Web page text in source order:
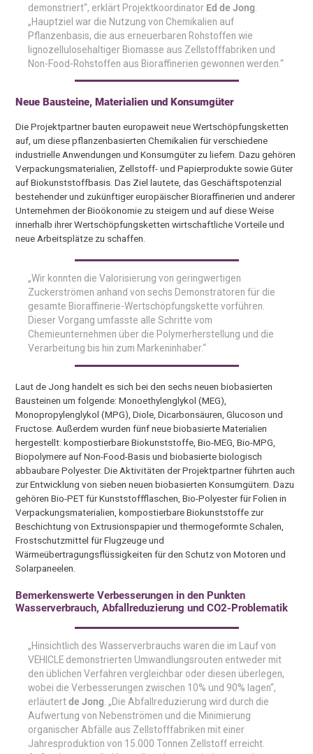
demonstriert“, erklärt Projektkoordinator Ed de Jong
„Hauptziel war die Nutzung von Chemikalien auf
Pflanzenbasis, die aus erneuerbaren Rohstoffen wie
lignozellulosehaltiger Biomasse aus Zellstofffabriken und
Non-Food-Rohstoffen aus Bioraffinerien gewonnen werden.“
Neue Bausteine, Materialien und Konsumgüter
Die Projektpartner bauten europaweit neue Wertschöpfungsketten
auf, um diese pflanzenbasierten Chemikalien für verschiedene
industrielle Anwendungen und Konsumgüter zu liefern. Dazu gehören
Verpackungsmaterialien, Zellstoff- und Papierprodukte sowie Güter
auf Biokunststoffbasis. Das Ziel lautete, das Geschäftspotenzial
bestehender und zukünftiger europäischer Bioraffinerien und anderer
Unternehmen der Bioökonomie zu steigern und auf diese Weise
innerhalb ihrer Wertschöpfungsketten wirtschaftliche Vorteile und
neue Arbeitsplätze zu schaffen.
„Wir konnten die Valorisierung von geringwertigen
Zuckerströmen anhand von sechs Demonstratoren für die
gesamte Bioraffinerie-Wertschöpfungskette vorführen.
Dieser Vorgang umfasste alle Schritte vom
Chemieunternehmen über die Polymerherstellung und die
Verarbeitung bis hin zum Markeninhaber.“
Laut de Jong handelt es sich bei den sechs neuen biobasierten
Bausteinen um folgende: Monoethylenglykol (MEG),
Monopropylenglykol (MPG), Diole, Dicarbonsäuren, Glucoson und
Fructose. Außerdem wurden fünf neue biobasierte Materialien
hergestellt: kompostierbare Biokunststoffe, Bio-MEG, Bio-MPG,
Biopolymere auf Non-Food-Basis und biobasierte biologisch
abbaubare Polyester. Die Aktivitäten der Projektpartner führten auch
zur Entwicklung von sieben neuen biobasierten Konsumgütern. Dazu
gehören Bio-PET für Kunststoffflaschen, Bio-Polyester für Folien in
Verpackungsmaterialien, kompostierbare Biokunststoffe zur
Beschichtung von Extrusionspapier und thermogeformte Schalen,
Frostschutzmittel für Flugzeuge und
Wärmeübertragungsflüssigkeiten für den Schutz von Motoren und
Solarpaneelen.
Bemerkenswerte Verbesserungen in den Punkten
Wasserverbrauch, Abfallreduzierung und CO2-Problematik
„Hinsichtlich des Wasserverbrauchs waren die im Lauf von
VEHICLE demonstrierten Umwandlungsrouten entweder mit
den üblichen Verfahren vergleichbar oder diesen überlegen,
wobei die Verbesserungen zwischen 10% und 90% lagen“,
erläutertde Jong . „Die Abfallreduzierung wird durch die
Aufwertung von Nebenströmen und die Minimierung
organischer Abfälle aus Zellstofffabriken mit einer
Jahresproduktion von 15.000 Tonnen Zellstoff erreicht.